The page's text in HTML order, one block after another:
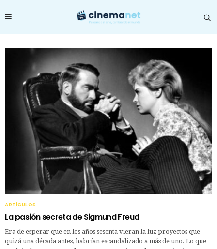
ARTÍCULOS
La pasión secreta de Sigmund Freud
Era de esperar que en los años sesenta vieran la luz proyectos que,
quizá una década antes, habrían escandalizado a más de uno. Lo que